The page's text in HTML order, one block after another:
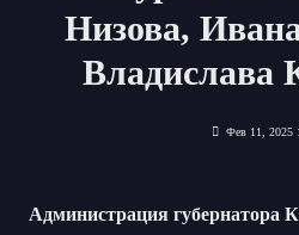
Низова,
Владислава
Фев 11, 2025
Администрация губернатора